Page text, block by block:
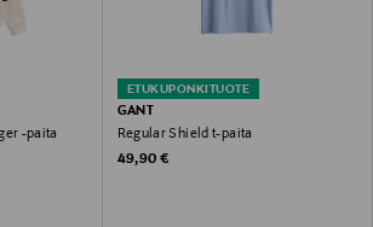
-paita
ETUKUPONKITUOTE
GANT
Regular Shield t-paita
Original Price
49,90 €